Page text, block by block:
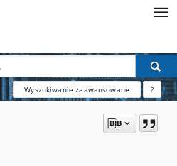
Wyszukiwanie zaawansowane ?